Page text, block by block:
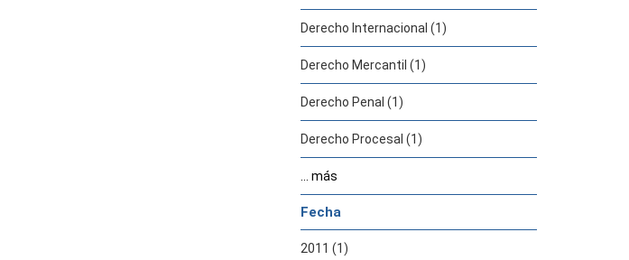
Derecho Internacional (1)
Derecho Mercantil (1)
Derecho Penal (1)
Derecho Procesal (1)
... más
Fecha
2011 (1)